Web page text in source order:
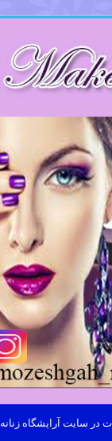
در سایت آرایشگاه زنانه